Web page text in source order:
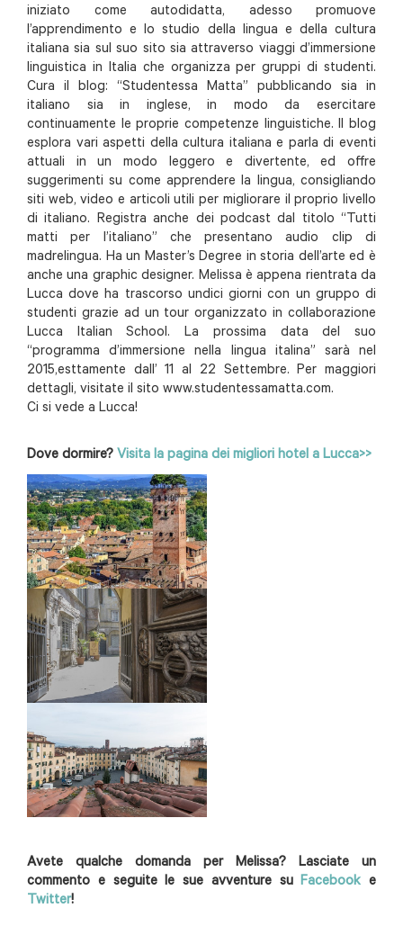
iniziato come autodidatta, adesso promuove
l’apprendimento e lo studio della lingua e della cultura
italiana sia sul suo sito sia attraverso viaggi d’immersione
linguistica in Italia che organizza per gruppi di studenti.
Cura il blog: “Studentessa Matta” pubblicando sia in
italiano sia in inglese, in modo da esercitare
continuamente le proprie competenze linguistiche. Il blog
esplora vari aspetti della cultura italiana e parla di eventi
attuali in un modo leggero e divertente, ed offre
suggerimenti su come apprendere la lingua, consigliando
siti web, video e articoli utili per migliorare il proprio livello
di italiano. Registra anche dei podcast dal titolo “Tutti
matti per l’italiano” che presentano audio clip di
madrelingua. Ha un Master’s Degree in storia dell’arte ed è
anche una graphic designer. Melissa è appena rientrata da
Lucca dove ha trascorso undici giorni con un gruppo di
studenti grazie ad un tour organizzato in collaborazione
Lucca Italian School. La prossima data del suo
“programma d’immersione nella lingua italina” sarà nel
2015,esttamente dall’ 11 al 22 Settembre. Per maggiori
dettagli, visitate il sito www.studentessamatta.com.
Ci si vede a Lucca!
Dove dormire? Visita la pagina dei migliori hotel a Lucca>>
Avete qualche domanda per Melissa? Lasciate un
commento e seguite le sue avventure suFacebook e
Twitter!